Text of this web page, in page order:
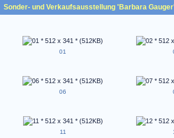
Sonder- und Verkaufsausstellung 'Barbara
01
06
11